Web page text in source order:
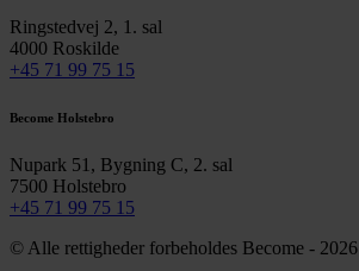
Ringstedvej 2, 1. sal
4000 Roskilde
+45 71 99 75 15
Become Holstebro
Nupark 51, Bygning C, 2. sal
7500 Holstebro
+45 71 99 75 15
© Alle rettigheder forbeholdes Become - 2026